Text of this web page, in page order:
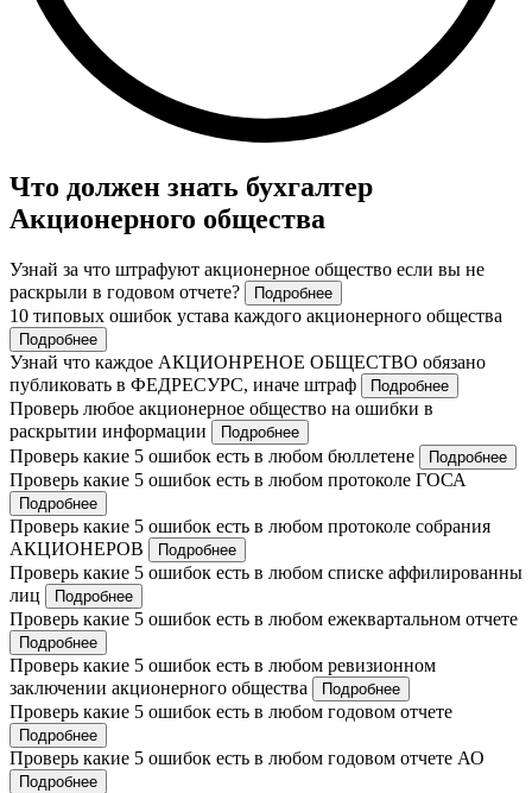
Что должен знать бухгалтер
Акционерного общества
Узнай за что штрафуют акционерное общество если вы не
раскрыли в годовом отчете?
Подробнее
10 типовых ошибок устава каждого акционерного общества
Подробнее
Узнай что каждое АКЦИОНРЕНОЕ ОБЩЕСТВО обязано
публиковать в ФЕДРЕСУРС, иначе штраф
Подробнее
Проверь любое акционерное общество на ошибки в
раскрытии информации
Подробнее
Проверь какие 5 ошибок есть в любом бюллетене Подробнее
Проверь какие 5 ошибок есть в любом протоколе ГОСА
Подробнее
Проверь какие 5 ошибок есть в любом протоколе собрания
АКЦИОНЕРОВ
Подробнее
Проверь какие 5 ошибок есть в любом списке аффилированны
лиц
Подробнее
Проверь какие 5 ошибок есть в любом ежеквартальном отчете
Подробнее
Проверь какие 5 ошибок есть в любом ревизионном
заключении акционерного общества
Подробнее
Проверь какие 5 ошибок есть в любом годовом отчете
Подробнее
Проверь какие 5 ошибок есть в любом годовом отчете АО
Подробнее